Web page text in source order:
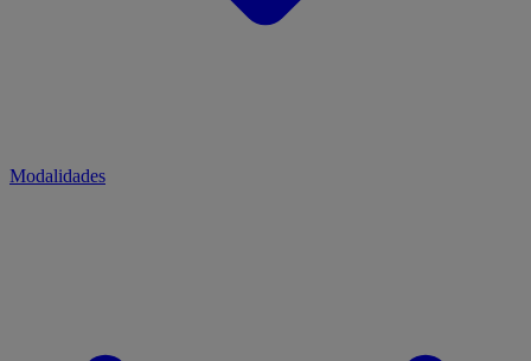
Modalidades